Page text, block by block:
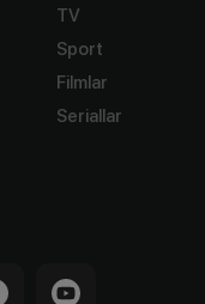
TV
Sport
Filmlar
Seriallar